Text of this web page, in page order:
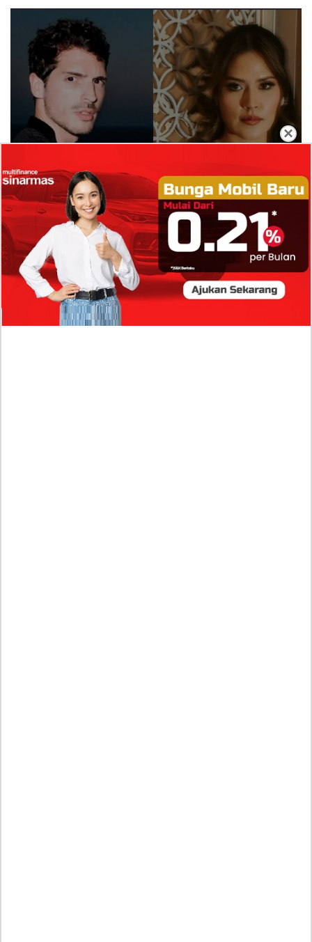
×
Molinie Terkuak, Diduga jadi Isyarat Go
Publik?
Profil Biodata Mathis Molinié, Chef Prancis Pacar
Baru Raisa Andriana yang Kini Resmi Go Publik?
Sumber Penghasilan Asila Maisa Apa Saja? Dituding
Beli Barang Branded Pakai Uang Ayah yang Jadi
Wabup!